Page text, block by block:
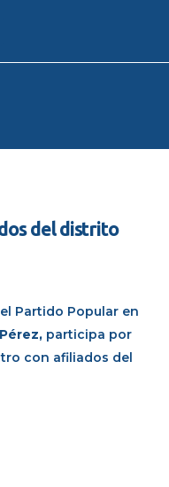
del distrito
Partido Popular en
participa por
con afiliados del